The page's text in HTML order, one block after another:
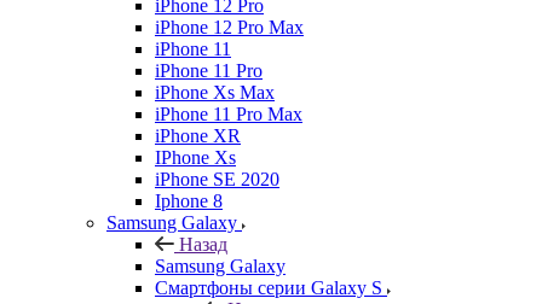
iPhone 12 Pro
iPhone 12 Pro Max
iPhone 11
iPhone 11 Pro
iPhone Xs Max
iPhone 11 Pro Max
iPhone XR
IPhone Xs
iPhone SE 2020
Iphone 8
Samsung Galaxy
Назад
Samsung Galaxy
Смартфоны серии Galaxy S